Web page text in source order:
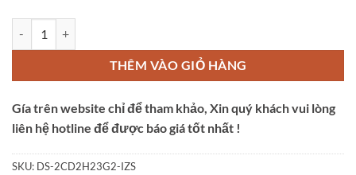
THÊM VÀO GIỎ HÀNG
Gía trên website chỉ để tham khảo, Xin quý khách vui lòng
liên hệ hotline để được báo giá tốt nhất !
SKU: DS-2CD2H23G2-IZS